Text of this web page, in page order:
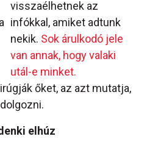
visszaélhetnek az
infókkal, amiket adtunk
nekik. Sok árulkodó jele
van annak, hogy valaki
utál-e minket.
őket, az azt mutatja,
elhúz